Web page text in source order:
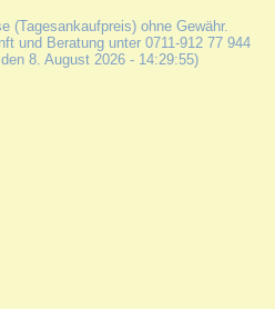
(Tagesankaufpreis) ohne Gewähr.
und Beratung unter 0711-912 77 944
8. August 2026 - 14:29:55)